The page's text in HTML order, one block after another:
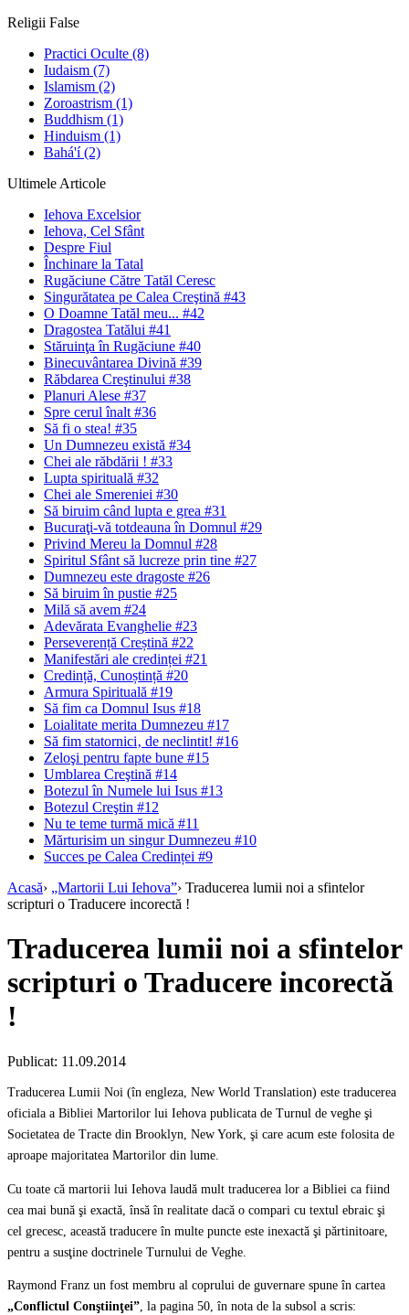
Religii False
Practici Oculte (8)
Iudaism (7)
Islamism (2)
Zoroastrism (1)
Buddhism (1)
Hinduism (1)
Bahá'í(2)
Ultimele Articole
Iehova Excelsior
Iehova, Cel Sfânt
Despre Fiul
Închinare la Tatal
Rugăciune Către Tatăl Ceresc
Singurătatea pe Calea Creştină #43
O Doamne Tatăl meu... #42
Dragostea Tatălui #41
Stăruinţa în Rugăciune #40
Binecuvântarea Divină #39
Răbdarea Creştinului #38
Planuri Alese #37
Spre cerul înalt #36
Să fi o stea! #35
Un Dumnezeu există #34
Chei ale răbdării ! #33
Lupta spirituală #32
Chei ale Smereniei #30
Să biruim când lupta e grea #31
Bucuraţi-vă totdeauna în Domnul #29
Privind Mereu la Domnul #28
Spiritul Sfânt să lucreze prin tine #27
Dumnezeu este dragoste #26
Să biruim în pustie #25
Milă să avem #24
Adevărata Evanghelie #23
Perseverență Creștină #22
Manifestări ale credinței #21
Credință, Cunoștință #20
Armura Spirituală #19
Să fim ca Domnul Isus #18
Loialitate merita Dumnezeu #17
Să fim statornici‚ de neclintit! #16
Zeloşi pentru fapte bune #15
Umblarea Creştină #14
Botezul în Numele lui Isus #13
Botezul Creştin #12
Nu te teme turmă mică #11
Mărturisim un singur Dumnezeu #10
Succes pe Calea Credinței #9
Acasă› „Martorii Lui Iehova”› Traducerea lumii noi a sfintelor
scripturi o Traducere incorectă !
Traducerea lumii noi a sfintelor
scripturi o Traducere incorectă
!
Publicat: 11.09.2014
Traducerea Lumii Noi (în engleza, New World Translation) este traducerea
oficiala a Bibliei Martorilor lui Iehova publicata de Turnul de veghe şi
Societatea de Tracte din Brooklyn, New York, şi care acum este folosita de
aproape majoritatea Martorilor din lume.
Cu toate că martorii lui Iehova laudă mult traducerea lor a Bibliei ca fiind
cea mai bună şi exactă, însă în realitate dacă o compari cu textul ebraic şi
cel grecesc, această traducere în multe puncte este inexactă şi părtinitoare,
pentru a susţine doctrinele Turnului de Veghe.
Raymond Franz un fost membru al coprului de guvernare spune în cartea
„Conflictul Conştiinţei”, la pagina 50, în nota de la subsol a scris: